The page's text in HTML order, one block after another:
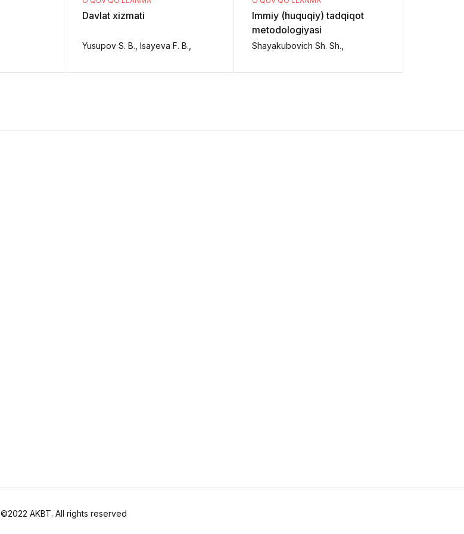
Davlat xizmati
Yusupov S. B., Isayeva F. B.,
Immiy (huquqiy) tadqiqot
metodologiyasi
Shayakubovich Sh. Sh.,
©2022 AKBT. All rights reserved